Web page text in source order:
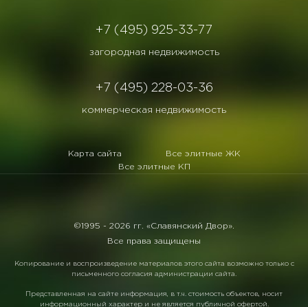
+7 (495) 925-33-77
загородная недвижимость
+7 (495) 228-03-36
коммерческая недвижимость
Карта сайта
Все элитные ЖК
Все элитные КП
©1995 - 2026 гг. «Славянский Двор».
Все права защищены
Копирование и воспроизведение материалов этого сайта возможно только с
письменного согласия администрации сайта.
Представленная на сайте информация, в т.ч. стоимость объектов, носит
информационный характер и не является публичной офертой.